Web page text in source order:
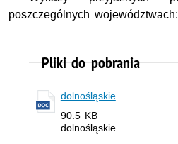
poszczególnych województwach:
Pliki do pobrania
dolnośląskie
90.5 KB
dolnośląskie